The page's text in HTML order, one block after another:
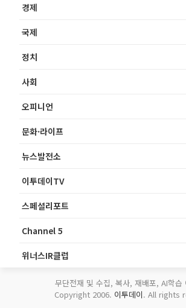
경제
국제
정치
사회
오피니언
문화·라이프
뉴스발전소
이투데이TV
스페셜리포트
Channel 5
위너스IR클럽
무단전재 및 수집, 복사, 재배포, AI학습
Copyright 2006. 이투데이. All rights